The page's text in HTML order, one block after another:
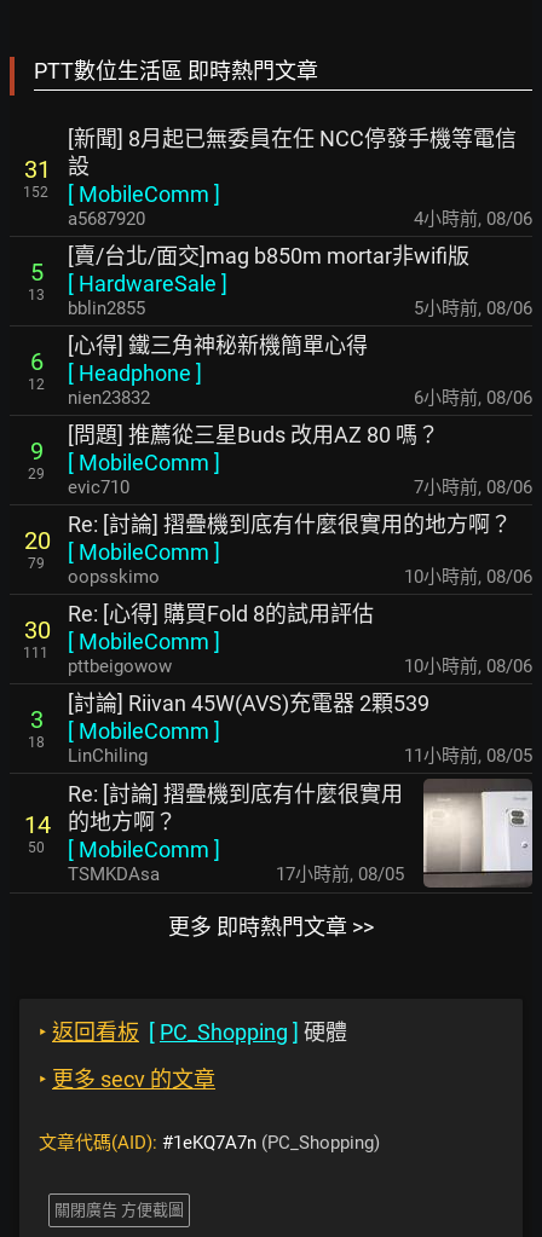
PTT數位生活區 即時熱門文章
31
152
[新聞] 8月起已無委員在任 NCC停發手機等電信
設
[ MobileComm ]
a5687920 4小時前, 08/06
5
13
[賣/台北/面交]mag b850m mortar非wifi版
[ HardwareSale ]
bblin2855 5小時前, 08/06
6
12
[心得] 鐵三角神秘新機簡單心得
[ Headphone ]
nien23832 6小時前, 08/06
9
29
[問題] 推薦從三星Buds 改用AZ 80 嗎？
[ MobileComm ]
evic710 7小時前, 08/06
20
79
Re: [討論] 摺疊機到底有什麼很實用的地方啊？
[ MobileComm ]
oopsskimo 10小時前, 08/06
30
111
Re: [心得] 購買Fold 8的試用評估
[ MobileComm ]
pttbeigowow 10小時前, 08/06
3
18
[討論] Riivan 45W(AVS)充電器 2顆539
[ MobileComm ]
LinChiling 11小時前, 08/05
14
50
Re: [討論] 摺疊機到底有什麼很實用
的地方啊？
[ MobileComm ]
TSMKDAsa 17小時前, 08/05
更多 即時熱門文章 >>
‣ 返回看板 [ PC_Shopping ] 硬體
‣ 更多 secv 的文章
文章代碼(AID): #1eKQ7A7n (PC_Shopping)
關閉廣告 方便截圖